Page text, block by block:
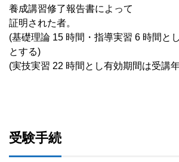
養成講習修了報告書によって
証明された者。
(基礎理論 15 時間・指導実習 6 時間と
とする)
(実技実習 22 時間とし有効期間は受講
受験手続